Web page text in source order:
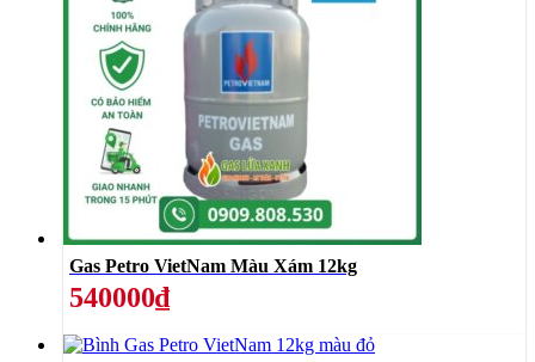
Gas Petro VietNam Màu Xám 12kg
540000₫